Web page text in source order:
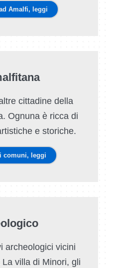
Amalfi, leggi
cittadine della
Ognuna è ricca di
e storiche.
comuni, leggi
archeologici vicini
villa di Minori, gli